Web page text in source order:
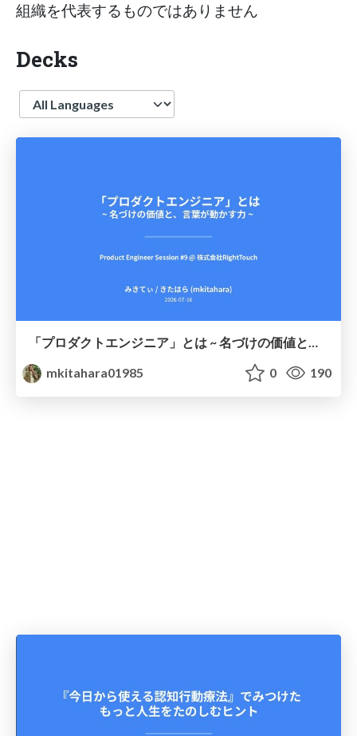
組織を代表するものではありません
Decks
Language
「プロダクトエンジニア」とは ~ 名づけの価値と、言葉が動かす力 ~
mkitahara01985
0 190